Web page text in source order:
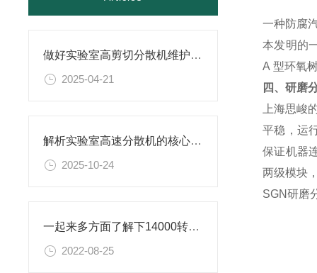
做好实验室高剪切分散机维护的实用小技巧，别错过！
2025-04-21
解析实验室高速分散机的核心构造及原理
2025-10-24
一起来多方面了解下14000转分散机是什么？
2022-08-25
一种防腐
本发明的
A型环氧
四、研磨
上海思峻
平稳，运
保证机器
两级模块
SGN研磨